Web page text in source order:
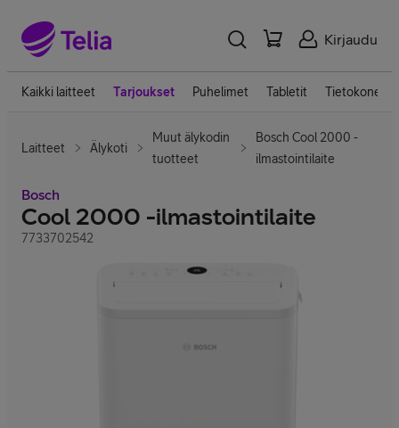
Kirjaudu
Kaikki laitteet Tarjoukset Puhelimet Tabletit Tietokoneet
Laitteet Älykoti
Muut älykodin
tuotteet
Bosch Cool 2000 -
ilmastointilaite
Bosch
Cool 2000 -ilmastointilaite
7733702542